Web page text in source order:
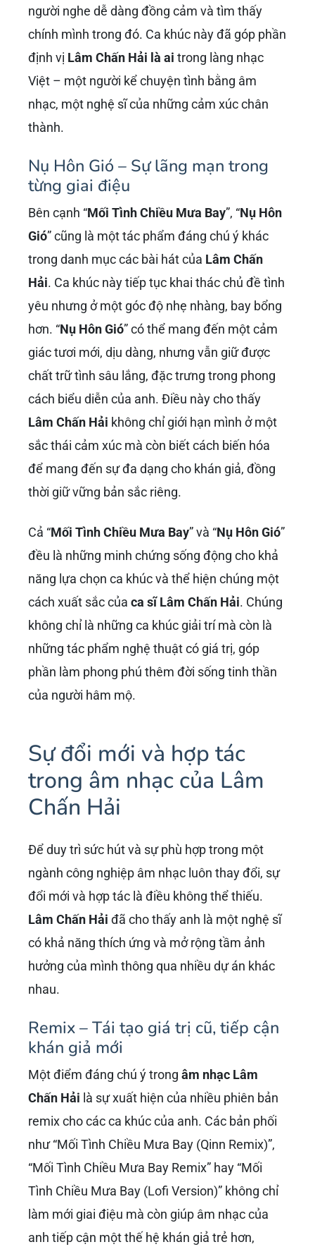
người nghe dễ dàng đồng cảm và tìm thấy
chính mình trong đó. Ca khúc này đã góp phần
định vị Lâm Chấn Hải là ai trong làng nhạc
Việt – một người kể chuyện tình bằng âm
nhạc, một nghệ sĩ của những cảm xúc chân
thành.
Nụ Hôn Gió – Sự lãng mạn trong
từng giai điệu
Bên cạnh “Mối Tình Chiều Mưa Bay”, “Nụ Hôn
Gió” cũng là một tác phẩm đáng chú ý khác
trong danh mục các bài hát của Lâm Chấn
Hải. Ca khúc này tiếp tục khai thác chủ đề tình
yêu nhưng ở một góc độ nhẹ nhàng, bay bổng
hơn. “Nụ Hôn Gió” có thể mang đến một cảm
giác tươi mới, dịu dàng, nhưng vẫn giữ được
chất trữ tình sâu lắng, đặc trưng trong phong
cách biểu diễn của anh. Điều này cho thấy
Lâm Chấn Hải không chỉ giới hạn mình ở một
sắc thái cảm xúc mà còn biết cách biến hóa
để mang đến sự đa dạng cho khán giả, đồng
thời giữ vững bản sắc riêng.
Cả “Mối Tình Chiều Mưa Bay” và “Nụ Hôn Gió”
đều là những minh chứng sống động cho khả
năng lựa chọn ca khúc và thể hiện chúng một
cách xuất sắc của ca sĩ Lâm Chấn Hải. Chúng
không chỉ là những ca khúc giải trí mà còn là
những tác phẩm nghệ thuật có giá trị, góp
phần làm phong phú thêm đời sống tinh thần
của người hâm mộ.
Sự đổi mới và hợp tác
trong âm nhạc của Lâm
Chấn Hải
Để duy trì sức hút và sự phù hợp trong một
ngành công nghiệp âm nhạc luôn thay đổi, sự
đổi mới và hợp tác là điều không thể thiếu.
Lâm Chấn Hải đã cho thấy anh là một nghệ sĩ
có khả năng thích ứng và mở rộng tầm ảnh
hưởng của mình thông qua nhiều dự án khác
nhau.
Remix – Tái tạo giá trị cũ, tiếp cận
khán giả mới
Một điểm đáng chú ý trong âm nhạc Lâm
Chấn Hải là sự xuất hiện của nhiều phiên bản
remix cho các ca khúc của anh. Các bản phối
như “Mối Tình Chiều Mưa Bay (Qinn Remix)”,
“Mối Tình Chiều Mưa Bay Remix” hay “Mối
Tình Chiều Mưa Bay (Lofi Version)” không chỉ
làm mới giai điệu mà còn giúp âm nhạc của
anh tiếp cận một thế hệ khán giả trẻ hơn,